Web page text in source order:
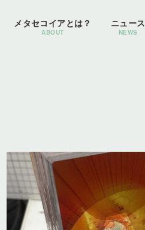
メタセコイアとは？
ABOUT
ニュース
NEWS